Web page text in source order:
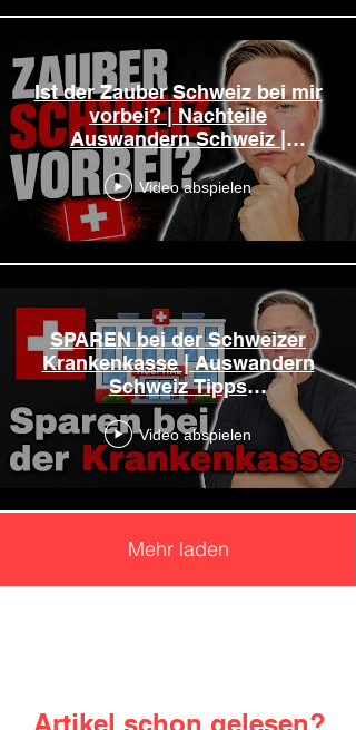
Ist der Zauber Schweiz bei mir
vorbei? | Nachteile
Auswandern Schweiz |
auswandernschweiz.ch
Video abspielen
SPAREN bei der Schweizer
Krankenkasse | Auswandern
Schweiz Tipps
| auswandernschweiz.ch
Video abspielen
Mehr laden
Artikel schon gelesen?